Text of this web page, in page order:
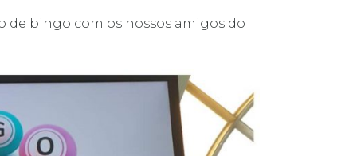
de bingo com os nossos amigos do